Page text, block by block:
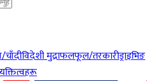
विदेशी मुद्राफलफूल/तरकारीड्राइभिङ